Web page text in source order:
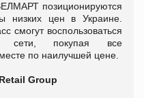
позиционируются
низких цен в Украине.
смогут воспользоваться
сети, покупая все
по наилучшей цене.
Group